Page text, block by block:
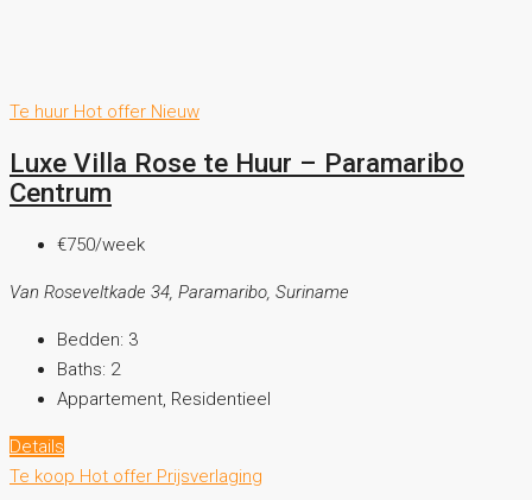
Te huur Hot offer Nieuw
Luxe Villa Rose te Huur – Paramaribo
Centrum
€750/week
Van Roseveltkade 34, Paramaribo, Suriname
Bedden: 3
Baths: 2
Appartement, Residentieel
Details
Te koop Hot offer Prijsverlaging